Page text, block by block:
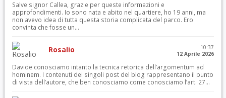
Salve signor Callea, grazie per queste informazioni e
approfondimenti. Io sono nata e abito nel quartiere, ho 19 anni, ma
non avevo idea di tutta questa storia complicata del parco. Ero
convinta che fosse un...
Rosalio
10:37
12 Aprile 2026
Davide conosciamo intanto la tecnica retorica dell’argomentum ad
hominem. I contenuti dei singoli post del blog rappresentano il punto
di vista dell’autore, che ben conosciamo come conosciamo l’art. 27...